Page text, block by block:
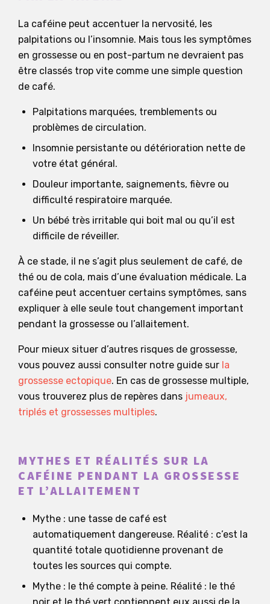
La caféine peut accentuer la nervosité, les
palpitations ou l’insomnie. Mais tous les symptômes
en grossesse ou en post-partum ne devraient pas
être classés trop vite comme une simple question
de café.
Palpitations marquées, tremblements ou
problèmes de circulation.
Insomnie persistante ou détérioration nette de
votre état général.
Douleur importante, saignements, fièvre ou
difficulté respiratoire marquée.
Un bébé très irritable qui boit mal ou qu’il est
difficile de réveiller.
À ce stade, il ne s’agit plus seulement de café, de
thé ou de cola, mais d’une évaluation médicale. La
caféine peut accentuer certains symptômes, sans
expliquer à elle seule tout changement important
pendant la grossesse ou l’allaitement.
Pour mieux situer d’autres risques de grossesse,
vous pouvez aussi consulter notre guide sur la
grossesse ectopique. En cas de grossesse multiple,
vous trouverez plus de repères dans jumeaux,
triplés et grossesses multiples.
MYTHES ET RÉALITÉS SUR LA
CAFÉINE PENDANT LA GROSSESSE
ET L’ALLAITEMENT
Mythe : une tasse de café est
automatiquement dangereuse. Réalité : c’est la
quantité totale quotidienne provenant de
toutes les sources qui compte.
Mythe : le thé compte à peine. Réalité : le thé
noir et le thé vert contiennent eux aussi de la